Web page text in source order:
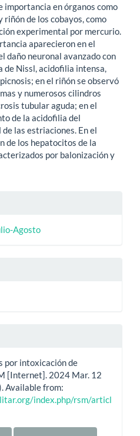
importancia en órganos como
riñón de los cobayos, como
experimental por mercurio.
aparecieron en el
daño neuronal avanzado con
de Nissl, acidofilia intensa,
en el riñón se observó
y numerosos cilindros
tubular aguda; en el
de la acidofilia del
las estriaciones. En el
de los hepatocitos de la
por balonización y
Agosto
por intoxicación de
[Internet]. 2024 Mar. 12
Available from:
index.php/rsm/articl